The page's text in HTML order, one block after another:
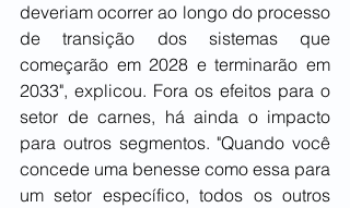
deveriam ocorrer ao longo do processo
de transição dos sistemas que
começarão em 2028 e terminarão em
2033", explicou. Fora os efeitos para o
setor de carnes, há ainda o impacto
para outros segmentos. "Quando você
concede uma benesse como essa para
um setor específico, todos os outros